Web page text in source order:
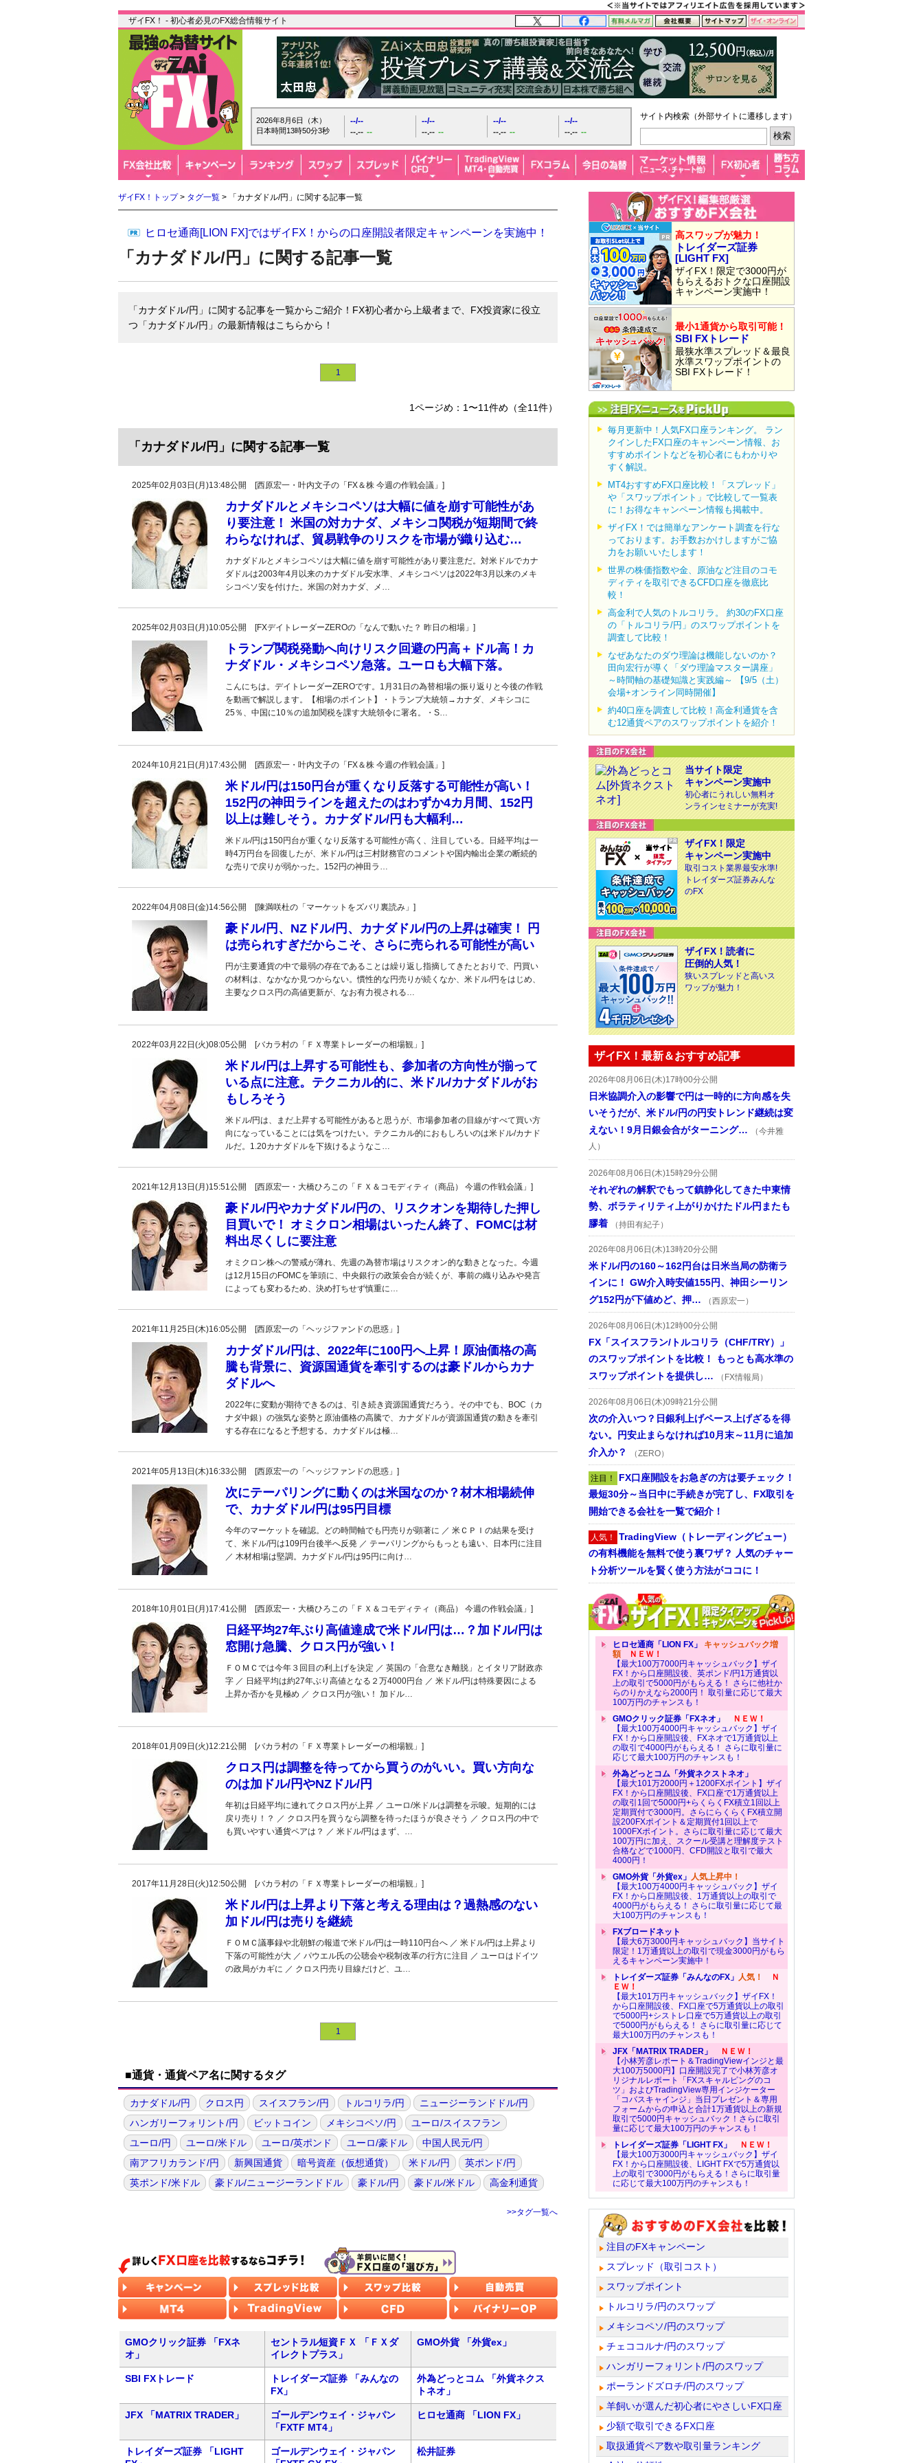
ザイFX！ - 初心者必見のFX総合情報サイト
2026年8月6日（木）
日本時間13時50分4秒
--/--
--.-- --
--/--
--.-- --
--/--
--.-- --
--/--
--.-- --
サイト内検索（外部サイトに遷移します）
ザイFX！トップ> タグ一覧 > 「カナダドル/円」に関する記事一覧
ヒロセ通商[LION FX]ではザイFX！からの口座開設者限定キャンペーンを実施中！
「カナダドル/円」に関する記事一覧
「カナダドル/円」に関する記事を一覧からご紹介！FX初心者から上級者まで、FX投資家に役立
つ「カナダドル/円」の最新情報はこちらから！
1
1ページめ：1〜11件め（全11件）
「カナダドル/円」に関する記事一覧
2025年02月03日(月)13:48公開 [西原宏一・叶内文子の「FX＆株 今週の作戦会議」]
カナダドルとメキシコペソは大幅に値を崩す可能性があ
り要注意！ 米国の対カナダ、メキシコ関税が短期間で終
わらなければ、貿易戦争のリスクを市場が織り込む…
カナダドルとメキシコペソは大幅に値を崩す可能性があり要注意だ。対米ドルでカナ
ダドルは2003年4月以来のカナダドル安水準、メキシコペソは2022年3月以来のメキ
シコペソ安を付けた。米国の対カナダ、メ…
2025年02月03日(月)10:05公開 [FXデイトレーダーZEROの「なんで動いた？ 昨日の相場」]
トランプ関税発動へ向けリスク回避の円高＋ドル高！カ
ナダドル・メキシコペソ急落。ユーロも大幅下落。
こんにちは。デイトレーダーZEROです。1月31日の為替相場の振り返りと今後の作戦
を動画で解説します。【相場のポイント】・トランプ大統領→カナダ、メキシコに
25％、中国に10％の追加関税を課す大統領令に署名。・S…
2024年10月21日(月)17:43公開 [西原宏一・叶内文子の「FX＆株 今週の作戦会議」]
米ドル/円は150円台が重くなり反落する可能性が高い！
152円の神田ラインを超えたのはわずか4カ月間、152円
以上は難しそう。カナダドル/円も大幅利…
米ドル/円は150円台が重くなり反落する可能性が高く、注目している。日経平均は一
時4万円台を回復したが、米ドル/円は三村財務官のコメントや国内輸出企業の断続的
な売りで戻りが弱かった。152円の神田ラ…
2022年04月08日(金)14:56公開 [陳満咲杜の「マーケットをズバリ裏読み」]
豪ドル/円、NZドル/円、カナダドル/円の上昇は確実！ 円
は売られすぎだからこそ、さらに売られる可能性が高い
円が主要通貨の中で最弱の存在であることは繰り返し指摘してきたとおりで、円買い
の材料は、なかなか見つからない。慣性的な円売りが続くなか、米ドル/円をはじめ、
主要なクロス円の高値更新が、なお有力視される…
2022年03月22日(火)08:05公開 [バカラ村の「ＦＸ専業トレーダーの相場観」]
米ドル/円は上昇する可能性も、参加者の方向性が揃って
いる点に注意。テクニカル的に、米ドル/カナダドルがお
もしろそう
米ドル/円は、まだ上昇する可能性があると思うが、市場参加者の目線がすべて買い方
向になっていることには気をつけたい。テクニカル的におもしろいのは米ドル/カナド
ルだ。1.20カナダドルを下抜けるようなこ…
2021年12月13日(月)15:51公開 [西原宏一・大橋ひろこの「ＦＸ＆コモディティ（商品） 今週の作戦会議」]
豪ドル/円やカナダドル/円の、リスクオンを期待した押し
目買いで！ オミクロン相場はいったん終了、FOMCは材
料出尽くしに要注意
オミクロン株への警戒が薄れ、先週の為替市場はリスクオン的な動きとなった。今週
は12月15日のFOMCを筆頭に、中央銀行の政策会合が続くが、事前の織り込みや発言
によっても変わるため、決め打ちせず慎重に…
2021年11月25日(木)16:05公開 [西原宏一の「ヘッジファンドの思惑」]
カナダドル/円は、2022年に100円へ上昇！原油価格の高
騰も背景に、資源国通貨を牽引するのは豪ドルからカナ
ダドルへ
2022年に変動が期待できるのは、引き続き資源国通貨だろう。その中でも、BOC（カ
ナダ中銀）の強気な姿勢と原油価格の高騰で、カナダドルが資源国通貨の動きを牽引
する存在になると予想する。カナダドルは極…
2021年05月13日(木)16:33公開 [西原宏一の「ヘッジファンドの思惑」]
次にテーパリングに動くのは米国なのか？材木相場続伸
で、カナダドル/円は95円目標
今年のマーケットを確認。どの時間軸でも円売りが顕著に ／ 米ＣＰＩの結果を受け
て、米ドル/円は109円台後半へ反発 ／ テーパリングからもっとも遠い、日本円に注目
／ 木材相場は堅調。カナダドル/円は95円に向け…
2018年10月01日(月)17:41公開 [西原宏一・大橋ひろこの「ＦＸ＆コモディティ（商品） 今週の作戦会議」]
日経平均27年ぶり高値達成で米ドル/円は…？加ドル/円は
窓開け急騰、クロス円が強い！
ＦＯＭＣでは今年３回目の利上げを決定 ／ 英国の「合意なき離脱」とイタリア財政赤
字 ／ 日経平均は約27年ぶり高値となる２万4000円台 ／ 米ドル/円は特殊要因による
上昇か否かを見極め ／ クロス円が強い！ 加ドル…
2018年01月09日(火)12:21公開 [バカラ村の「ＦＸ専業トレーダーの相場観」]
クロス円は調整を待ってから買うのがいい。買い方向な
のは加ドル/円やNZドル/円
年初は日経平均に連れてクロス円が上昇 ／ ユーロ/米ドルは調整を示唆。短期的には
戻り売り！？ ／ クロス円を買うなら調整を待ったほうが良さそう ／ クロス円の中で
も買いやすい通貨ペアは？ ／ 米ドル/円はまず、…
2017年11月28日(火)12:50公開 [バカラ村の「ＦＸ専業トレーダーの相場観」]
米ドル/円は上昇より下落と考える理由は？過熱感のない
加ドル/円は売りを継続
ＦＯＭＣ議事録や北朝鮮の報道で米ドル/円は一時110円台へ ／ 米ドル/円は上昇より
下落の可能性が大 ／ パウエル氏の公聴会や税制改革の行方に注目 ／ ユーロはドイツ
の政局がカギに ／ クロス円売り目線だけど、ユ…
1
■通貨・通貨ペア名に関するタグ
カナダドル/円 クロス円 スイスフラン/円 トルコリラ/円
ニュージーランドドル/円
ハンガリーフォリント/円
ビットコイン メキシコペソ/円
ユーロ/スイスフラン
ユーロ/円
ユーロ/米ドル ユーロ/英ポンド ユーロ/豪ドル
中国人民元/円
南アフリカランド/円
新興国通貨 暗号資産（仮想通貨） 米ドル/円
英ポンド/円
英ポンド/米ドル
豪ドル/ニュージーランドドル 豪ドル/円 豪ドル/米ドル 高金利通貨
>>タグ一覧へ
GMOクリック証券 「FXネ
オ」
セントラル短資ＦＸ 「ＦＸダ
イレクトプラス」
GMO外貨 「外貨ex」
SBI FXトレード
トレイダーズ証券 「みんなの
FX」
外為どっとコム 「外貨ネクス
トネオ」
JFX 「MATRIX TRADER」
ゴールデンウェイ・ジャパン
「FXTF MT4」
ヒロセ通商 「LION FX」
トレイダーズ証券 「LIGHT
ゴールデンウェイ・ジャパン
松井証券
高スワップが魅力！
トレイダーズ証券
[LIGHT FX]
ザイFX！限定で3000円が
もらえるおトクな口座開設
キャンペーン実施中！
最小1通貨から取引可能！
SBI FXトレード
最狭水準スプレッド＆最良
水準スワップポイントの
SBI FXトレード！
毎月更新中！人気FX口座ランキング。 ラン
クインしたFX口座のキャンペーン情報、お
すすめポイントなどを初心者にもわかりや
すく解説。
MT4おすすめFX口座比較！「スプレッド」
や「スワップポイント」で比較して一覧表
に！お得なキャンペーン情報も掲載中。
ザイFX！では簡単なアンケート調査を行な
っております。お手数おかけしますがご協
力をお願いいたします！
世界の株価指数や金、原油など注目のコモ
ディティを取引できるCFD口座を徹底比
較！
高金利で人気のトルコリラ。 約30のFX口座
の「トルコリラ/円」のスワップポイントを
調査して比較！
なぜあなたのダウ理論は機能しないのか？
田向宏行が導く「ダウ理論マスター講座」
～時間軸の基礎知識と実践編～ 【9/5（土）
会場+オンライン同時開催】
約40口座を調査して比較！高金利通貨を含
む12通貨ペアのスワップポイントを紹介！
当サイト限定
キャンペーン実施中
初心者にうれしい無料オ
ンラインセミナーが充実!
ザイFX！限定
キャンペーン実施中
取引コスト業界最安水準!
トレイダーズ証券みんな
のFX
ザイFX！読者に
圧倒的人気！
狭いスプレッドと高いス
ワップが魅力！
ザイFX！最新＆おすすめ記事
2026年08月06日(木)17時00分公開
日米協調介入の影響で円は一時的に方向感を失
いそうだが、米ドル/円の円安トレンド継続は変
えない！9月日銀会合がターニング…
（今井雅
人）
2026年08月06日(木)15時29分公開
それぞれの解釈でもって鎮静化してきた中東情
勢、ボラティリティ上がりかけたドル円またも
膠着
（持田有紀子）
2026年08月06日(木)13時20分公開
米ドル/円の160～162円台は日米当局の防衛ラ
インに！ GW介入時安値155円、神田シーリン
グ152円が下値めど、押…
（西原宏一）
2026年08月06日(木)12時00分公開
FX「スイスフラン/トルコリラ（CHF/TRY）」
のスワップポイントを比較！ もっとも高水準の
スワップポイントを提供し…
（FX情報局）
2026年08月06日(木)09時21分公開
次の介入いつ？日銀利上げペース上げざるを得
ない。円安止まらなければ10月末～11月に追加
介入か？
（ZERO）
注目！ FX口座開設をお急ぎの方は要チェック！
最短30分～当日中に手続きが完了し、FX取引を
開始できる会社を一覧で紹介！
人気！ TradingView（トレーディングビュー）
の有料機能を無料で使う裏ワザ？ 人気のチャー
ト分析ツールを賢く使う方法がココに！
ヒロセ通商「LION FX」 キャッシュバック増
額ＮＥＷ！
【最大100万7000円キャッシュバック】ザイ
FX！から口座開設後、英ポンド/円1万通貨以
上の取引で5000円がもらえる！ さらに他社か
らのりかえなら2000円！ 取引量に応じて最大
100万円のチャンスも！
GMOクリック証券「FXネオ」
ＮＥＷ！
【最大100万4000円キャッシュバック】ザイ
FX！から口座開設後、FXネオで1万通貨以上
の取引で4000円がもらえる！ さらに取引量に
応じて最大100万円のチャンスも！
外為どっとコム「外貨ネクストネオ」
【最大101万2000円＋1200FXポイント】ザイ
FX！から口座開設後、FX口座で1万通貨以上
の取引1回で5000円+らくらくFX積立1回以上
定期買付で3000円。さらにらくらくFX積立開
設200FXポイント＆定期買付1回以上で
1000FXポイント。さらに取引量に応じて最大
100万円に加え、スクール受講と理解度テスト
合格などで1000円、CFD開設と取引で最大
4000円！
GMO外貨「外貨ex」 人気上昇中！
【最大100万4000円キャッシュバック】ザイ
FX！から口座開設後、1万通貨以上の取引で
4000円がもらえる！ さらに取引量に応じて最
大100万円のチャンスも！
FXブロードネット
【最大6万3000円キャッシュバック】当サイト
限定！1万通貨以上の取引で現金3000円がもら
えるキャンペーン実施中！
トレイダーズ証券「みんなのFX」 人気！
Ｎ
ＥＷ！
【最大101万円キャッシュバック】ザイFX！
から口座開設後、FX口座で5万通貨以上の取引
で5000円+シストレ口座で5万通貨以上の取引
で5000円がもらえる！ さらに取引量に応じて
最大100万円のチャンスも！
JFX「MATRIX TRADER」
ＮＥＷ！
【小林芳彦レポート＆TradingViewインジと最
大100万5000円】口座開設完了で小林芳彦オ
リジナルレポート「FXスキャルピングのコ
ツ」およびTradingView専用インジケーター
「コバスキャインジ」当日プレゼント＆専用
フォームからの申込と合計1万通貨以上の新規
取引で5000円キャッシュバック！さらに取引
量に応じて最大100万円のチャンスも！
トレイダーズ証券「LIGHT FX」
ＮＥＷ！
【最大100万3000円キャッシュバック】ザイ
FX！から口座開設後、LIGHT FXで5万通貨以
上の取引で3000円がもらえる！さらに取引量
に応じて最大100万円のチャンスも！
注目のFXキャンペーン
スプレッド（取引コスト）
スワップポイント
トルコリラ/円のスワップ
メキシコペソ/円のスワップ
チェココルナ/円のスワップ
ハンガリーフォリント/円のスワップ
ポーランドズロチ/円のスワップ
羊飼いが選んだ初心者にやさしいFX口座
少額で取引できるFX口座
取扱通貨ペア数や取引量ランキング